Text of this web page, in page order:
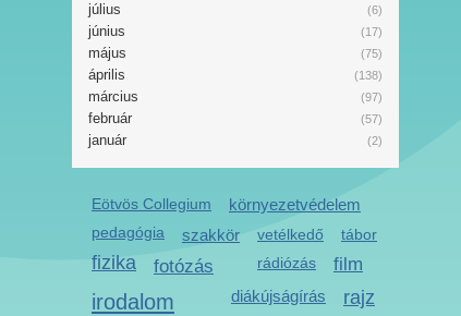
(6)
július
(17)
június
(75)
május
(138)
április
(97)
március
(57)
február
(2)
január
Eötvös Collegium környezetvédelem
pedagógia szakkör vetélkedő tábor
fizika rádiózás film
fotózás
diákújságírás
irodalom
rajz